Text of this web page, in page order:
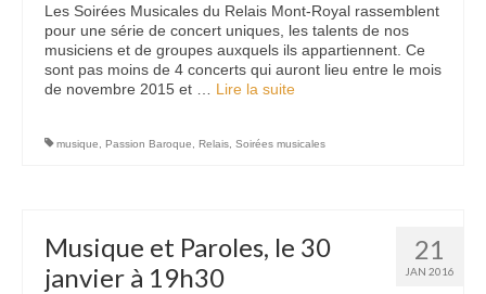
Les Soirées Musicales du Relais Mont-Royal rassemblent
pour une série de concert uniques, les talents de nos
musiciens et de groupes auxquels ils appartiennent. Ce
sont pas moins de 4 concerts qui auront lieu entre le mois
de novembre 2015 et … Lire la suite­­
musique Passion Baroque Relais Soirées musicales
21
JAN 2016
Musique et Paroles, le 30
janvier à 19h30